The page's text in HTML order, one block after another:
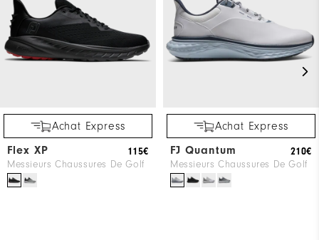
Achat Express
Flex XP
Messieurs Chaussures De Golf
115€
Achat Express
FJ Quantum
Messieurs Chaussures De Golf
210€